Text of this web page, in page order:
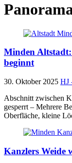
Minden
beginnt
30. Oktober 2025 HJ
Abschnitt zwischen
gesperrt – Mehrere
Oberfläche, kleine
Kanzlers Weide